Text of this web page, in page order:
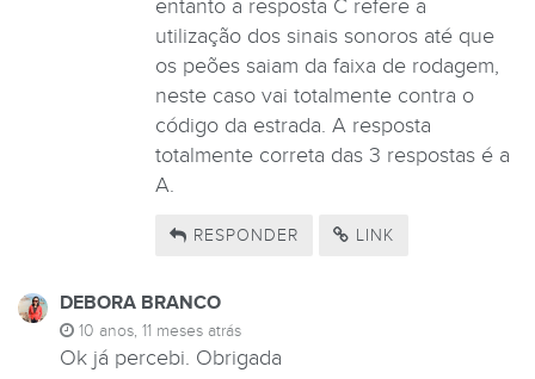
entanto a resposta C refere a
utilização dos sinais sonoros até que
os peões saiam da faixa de rodagem,
neste caso vai totalmente contra o
código da estrada. A resposta
totalmente correta das 3 respostas é a
A.
RESPONDER LINK
DEBORA BRANCO
10 anos, 11 meses atrás
Ok já percebi. Obrigada